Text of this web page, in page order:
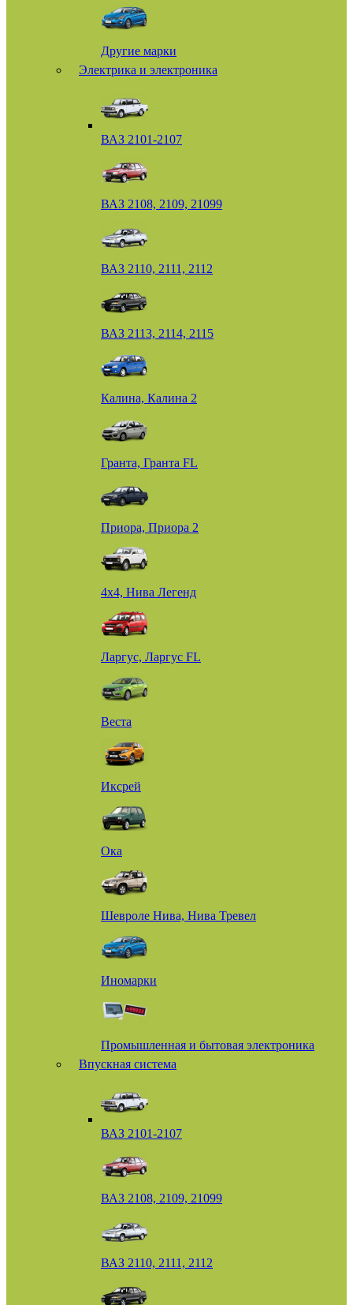
Другие марки
Электрика и электроника
ВАЗ 2101-2107
ВАЗ 2108, 2109, 21099
ВАЗ 2110, 2111, 2112
ВАЗ 2113, 2114, 2115
Калина, Калина 2
Гранта, Гранта FL
Приора, Приора 2
4х4, Нива Легенд
Ларгус, Ларгус FL
Веста
Иксрей
Ока
Шевроле Нива, Нива Тревел
Иномарки
Промышленная и бытовая электроника
Впускная система
ВАЗ 2101-2107
ВАЗ 2108, 2109, 21099
ВАЗ 2110, 2111, 2112